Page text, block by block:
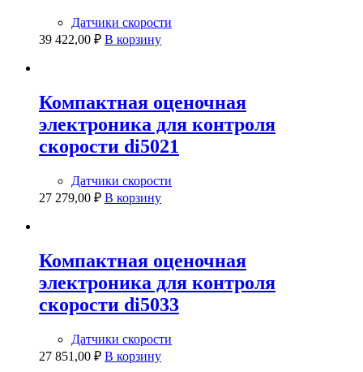
Датчики скорости
39 422,00 ₽ В корзину
Компактная оценочная
электроника для контроля
скорости di5021
Датчики скорости
27 279,00 ₽ В корзину
Компактная оценочная
электроника для контроля
скорости di5033
Датчики скорости
27 851,00 ₽ В корзину